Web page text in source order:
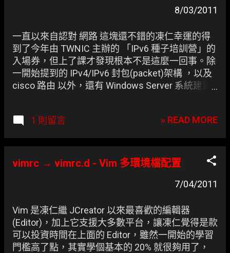
8/03/2011
一直以來自認對 網路 這塊還不錯的凍仁幸運的得
到了今年由 TWNIC 主辦的 「IPv6 種子培訓營」的
入場券，但上了課才發現根本不是這麼一回事。除
一開始提到的 IPv4/IPv6 封包(packet)架構 ，以及
cisco 路由 以外，還有 Windows Server 系統建置
也沒多深入鑽研，四天的課程裡就屬 Linux 系統建
address 的情形下於 CentOS(Guest) 的建置筆記。
1 則留言 » READ MORE
vimrc → vimrc.d - Vim 多環境檔配置
7/04/2011
Vim 是凍仁繼 JCreator 以來最喜歡的編輯器
(Editor)，加上它支援大多數平台，讓凍仁覺得是款
可以投資時間在上面的 Editor，雖然一開始的學習
門檻高了點，其實學個基本的 20% 就很夠用了，